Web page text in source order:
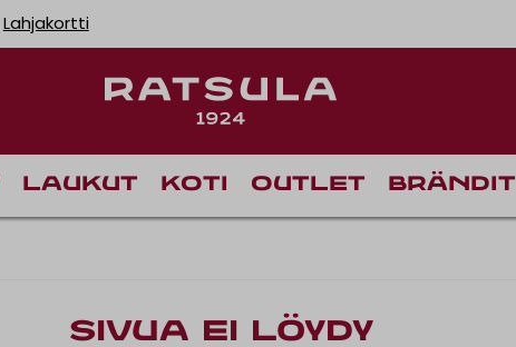
Lahjakortti
Laukut Koti Outlet Brändit
Sivua ei löydy